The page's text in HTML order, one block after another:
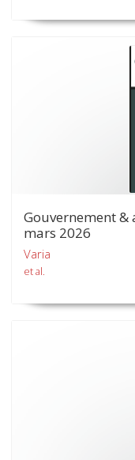
Gouvernement
mars 2026
Varia
et al.